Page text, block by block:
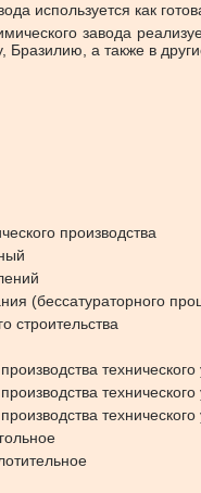
используется как
завода
а также в
производства
(бессатураторного
строительства